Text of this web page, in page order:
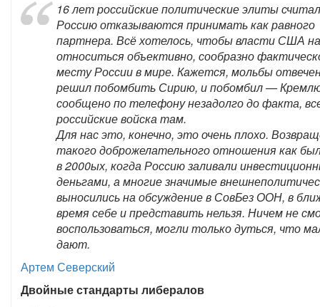
16 лет российские политические элиты
Россию отказываются принимать как равного
партнера. Всё хотелось, чтобы власти США
относиться объективно, сообразно
месту России в мире. Кажется, мольбы
решил побомбить Сирию, и побомбил —
сообщено по телефону незадолго до факта,
российские войска там.
Для нас это, конечно, это очень плохо.
такого доброжелательного отношения как
в 2000ых, когда Россию заливали
деньгами, а многие значимые
выносились на обсуждение в СовБез ООН, в
время себе и представить нельзя. Ничем не
воспользоваться, могли только дуться, что
дают.
Артем Северский
Двойные стандарты либералов